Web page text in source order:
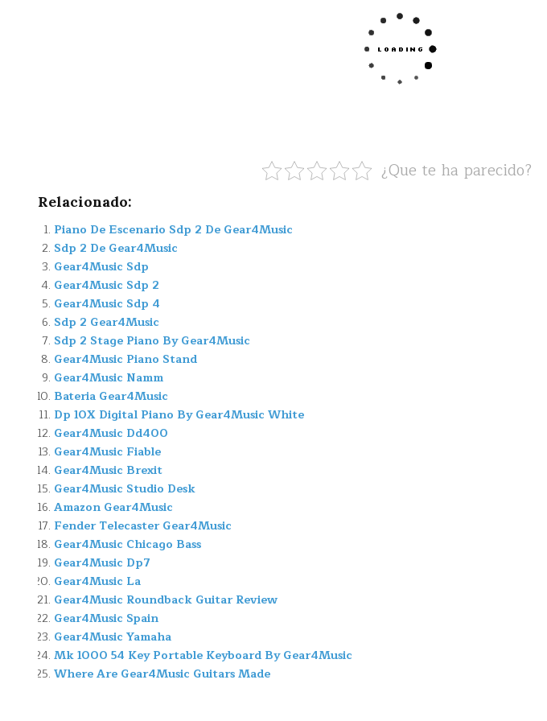
¿Que te ha parecido?
Relacionado:
Piano De Escenario Sdp 2 De Gear4Music
Sdp 2 De Gear4Music
Gear4Music Sdp
Gear4Music Sdp 2
Gear4Music Sdp 4
Sdp 2 Gear4Music
Sdp 2 Stage Piano By Gear4Music
Gear4Music Piano Stand
Gear4Music Namm
Bateria Gear4Music
Dp 10X Digital Piano By Gear4Music White
Gear4Music Dd400
Gear4Music Fiable
Gear4Music Brexit
Gear4Music Studio Desk
Amazon Gear4Music
Fender Telecaster Gear4Music
Gear4Music Chicago Bass
Gear4Music Dp7
Gear4Music La
Gear4Music Roundback Guitar Review
Gear4Music Spain
Gear4Music Yamaha
Mk 1000 54 Key Portable Keyboard By Gear4Music
Where Are Gear4Music Guitars Made